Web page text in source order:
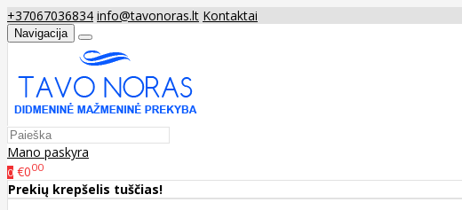
+37067036834 info@tavonoras.lt Kontaktai
Navigacija
Mano paskyra
0 €000
Prekių krepšelis tuščias!